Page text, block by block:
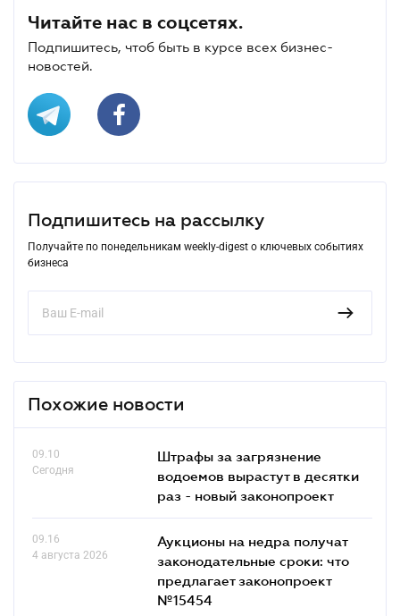
Читайте нас в соцсетях.
Подпишитесь, чтоб быть в курсе всех бизнес-
новостей.
Подпишитесь на рассылку
Получайте по понедельникам weekly-digest о ключевых событиях
бизнеса
Похожие новости
09.10
Сегодня
Штрафы за загрязнение
водоемов вырастут в десятки
раз - новый законопроект
09.16
4 августа 2026
Аукционы на недра получат
законодательные сроки: что
предлагает законопроект
№15454